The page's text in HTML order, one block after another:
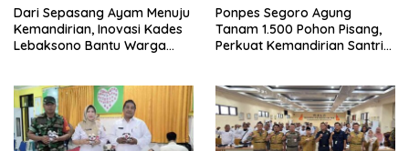
Dari Sepasang Ayam Menuju
Kemandirian, Inovasi Kades
Lebaksono Bantu Warga
Ponpes Segoro Agung
Tanam 1.500 Pohon Pisang,
Perkuat Kemandirian Santri